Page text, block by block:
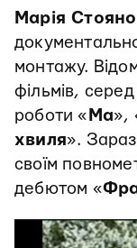
Марія
монтажу.
фільмів,
роботи « Ма»,
хвиля».
своїм
дебютом «